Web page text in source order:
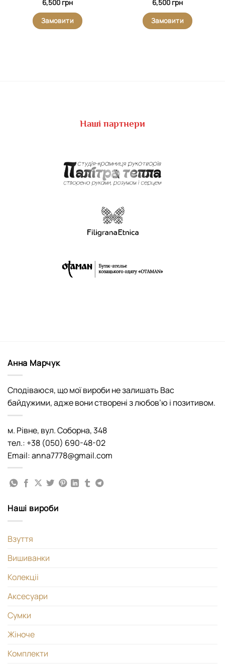
6,500 грн
Замовити
6,500 грн
Замовити
Наші партнери
Анна Марчук
Сподіваюся, що мої вироби не залишать Вас
байдужими, адже вони створені з любов’ю і позитивом.
м. Рівне, вул. Соборна, 348
тел.: +38 (050) 690-48-02
Email: anna7778@gmail.com
Наші вироби
Взуття
Вишиванки
Колекціі
Аксесуари
Сумки
Жіноче
Комплекти